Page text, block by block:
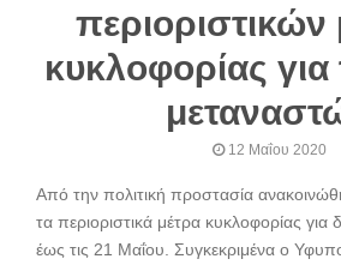
κυκλοφορίας για
12 Μαΐου 2020
Από την πολιτική προστασία
τα περιοριστικά μέτρα κυκλοφορίας
έως τις 21 Μαΐου. Συγκεκριμένα ο